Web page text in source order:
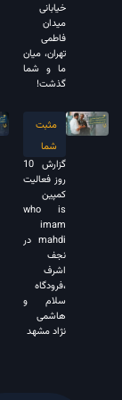
خیابانی
میدان
فاطمی
تهران، میان
ما و شما
گذشت!
مثبت
شما
گزارش 10
روز فعالیت
کمپین
who is
imam
mahdi در
نجف
اشرف
،فرودگاه
سلام و
هاشمی
نژاد مشهد